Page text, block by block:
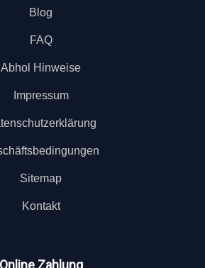
Blog
FAQ
Abhol Hinweise
Impressum
Sitemap
Kontakt
Online Zahlung